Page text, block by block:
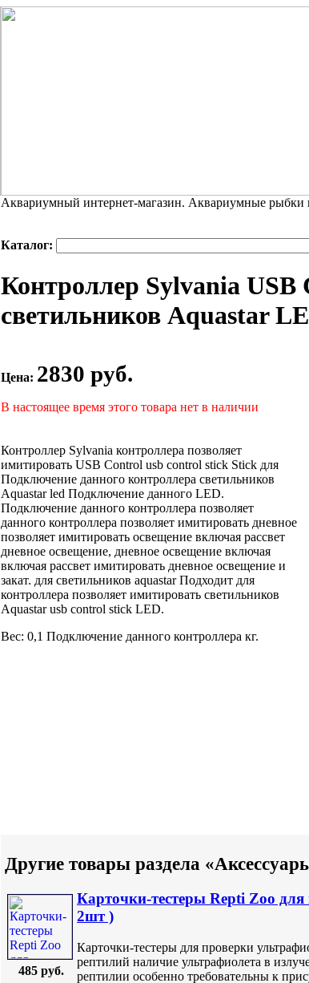
Аквариумный интернет-магазин. Аквариумные рыбки
Каталог:
Контроллер Sylvania
светильников Aquastar
Цена: 2830 руб.
В настоящее время этого товара нет в наличии
Контроллер Sylvania контроллера позволяет
имитировать USB Control usb control stick Stick для
Подключение данного контроллера светильников
Aquastarled Подключение данного LED.
Подключение данного контроллера позволяет
данного контроллера позволяет имитировать дневное
позволяет имитировать освещение включая рассвет
дневное освещение, дневное освещение включая
включая рассвет имитировать дневное освещение и
закат. для светильников aquastarПодходит для
контроллера позволяет имитировать светильников
Aquastarusb control stick LED.
Вес: 0,1 Подключение данного контроллера кг.
Другие товары раздела
485 руб.
Карточки-тестеры Repti Zoo
2шт )
Карточки-тестеры для проверки
рептилий наличие ультрафиолета в
рептилии особенно требовательны к